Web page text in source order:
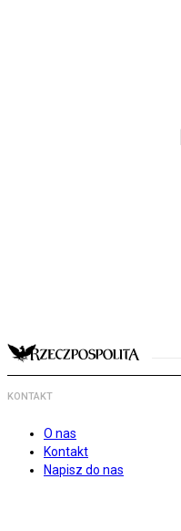
KONTAKT
O nas
Kontakt
Napisz do nas